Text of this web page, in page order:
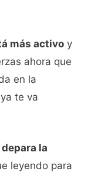
más activo y
ahora que
en la
te va
la
leyendo para